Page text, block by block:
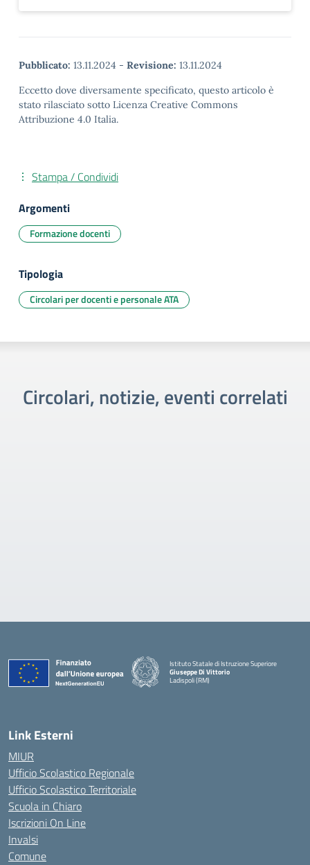
Pubblicato: 13.11.2024 - Revisione: 13.11.2024
Eccetto dove diversamente specificato, questo articolo è
stato rilasciato sotto Licenza Creative Commons
Attribuzione 4.0 Italia.
Stampa / Condividi
Argomenti
Formazione docenti
Tipologia
Circolari per docenti e personale ATA
Circolari, notizie, eventi correlati
Istituto Statale di Istruzione Superiore
Giuseppe Di Vittorio
Ladispoli (RM)
Link Esterni
MIUR
Ufficio Scolastico Regionale
Ufficio Scolastico Territoriale
Scuola in Chiaro
Iscrizioni On Line
Invalsi
Comune